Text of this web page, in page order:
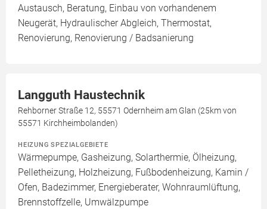
Austausch, Beratung, Einbau von vorhandenem
Neugerät, Hydraulischer Abgleich, Thermostat,
Renovierung, Renovierung / Badsanierung
Langguth Haustechnik
Rehborner Straße 12, 55571 Odernheim am Glan (25km von
55571 Kirchheimbolanden)
HEIZUNG SPEZIALGEBIETE
Wärmepumpe, Gasheizung, Solarthermie, Ölheizung,
Pelletheizung, Holzheizung, Fußbodenheizung, Kamin /
Ofen, Badezimmer, Energieberater, Wohnraumlüftung,
Brennstoffzelle, Umwälzpumpe